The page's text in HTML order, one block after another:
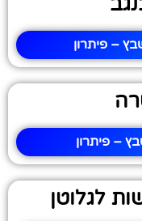
– פיתרון
– פיתרון
לגלוטן